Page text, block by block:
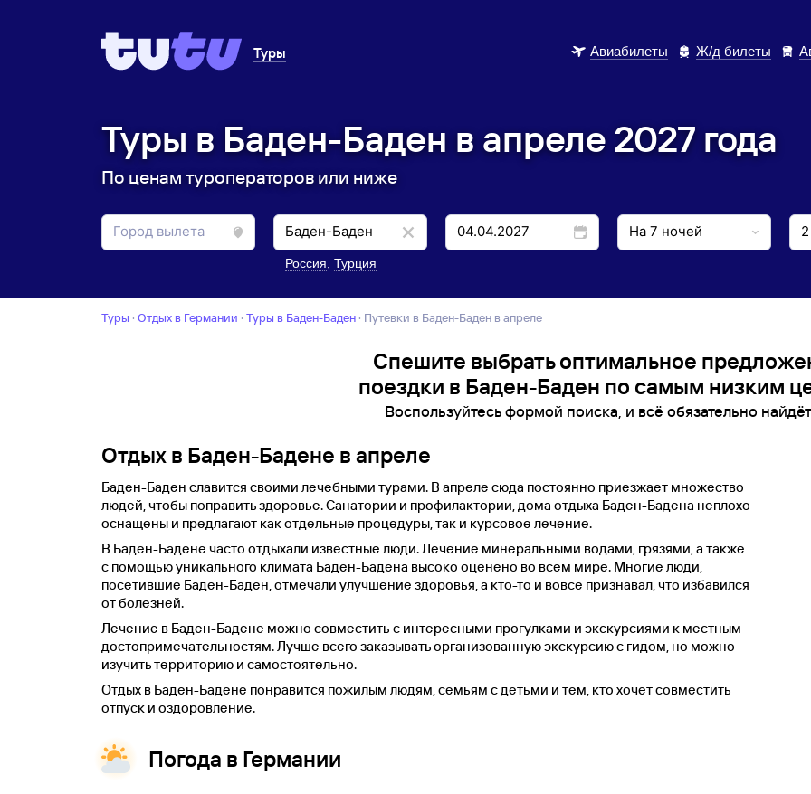
Туры Авиабилеты Ж/д билеты
Туры в Баден-Баден в апреле 2027 года
По ценам туроператоров или ниже
Россия Турция
Туры · Отдых в Германии · Туры в Баден-Баден · Путевки в Баден-Баден в апреле
Спешите выбрать оптимальное
поездки в Баден-Баден по самым низким
Воспользуйтесь формой поиска, и всё обязательно
Отдых в Баден-Бадене в апреле
Баден-Баден славится своими лечебными турами. В апреле сюда постоянно приезжает множество
людей, чтобы поправить здоровье. Санатории и профилактории, дома отдыха Баден-Бадена неплохо
оснащены и предлагают как отдельные процедуры, так и курсовое лечение.
В Баден-Бадене часто отдыхали известные люди. Лечение минеральными водами, грязями, а также
с помощью уникального климата Баден-Бадена высоко оценено во всем мире. Многие люди,
посетившие Баден-Баден, отмечали улучшение здоровья, а кто-то и вовсе признавал, что избавился
от болезней.
Лечение в Баден-Бадене можно совместить с интересными прогулками и экскурсиями к местным
достопримечательностям. Лучше всего заказывать организованную экскурсию с гидом, но можно
изучить территорию и самостоятельно.
Отдых в Баден-Бадене понравится пожилым людям, семьям с детьми и тем, кто хочет совместить
отпуск и оздоровление.
Погода в Германии